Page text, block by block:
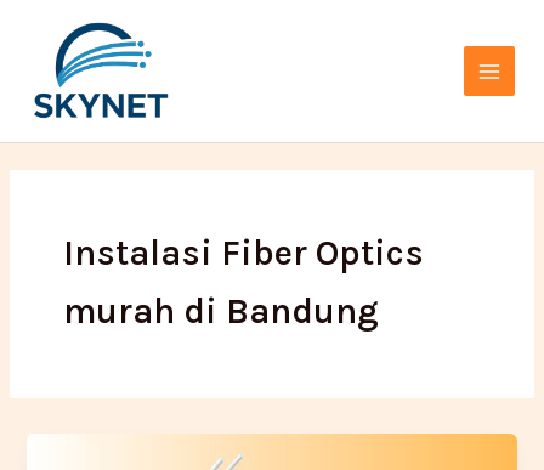
konten
Menu
Instalasi Fiber Optics
murah di Bandung